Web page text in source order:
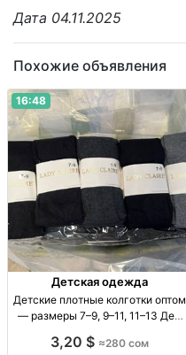
Дата 04.11.2025
Похожие объявления
16:48
Детская одежда
Детские плотные колготки оптом
— размеры 7–9, 9–11, 11–13 Дет.
9–11, 11–13, уп. 10 шт., 280 сом.
3,20 $ ≈280 сом